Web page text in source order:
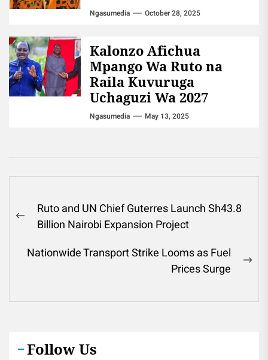
Ngasumedia October 28, 2025
Kalonzo Afichua
Mpango Wa Ruto na
Raila Kuvuruga
Uchaguzi Wa 2027
Ngasumedia May 13, 2025
Post
navigation
Previous
Ruto and UN Chief Guterres Launch Sh43.8
Billion Nairobi Expansion Project
Nationwide Transport Strike Looms as Fuel
Prices Surge
Follow Us